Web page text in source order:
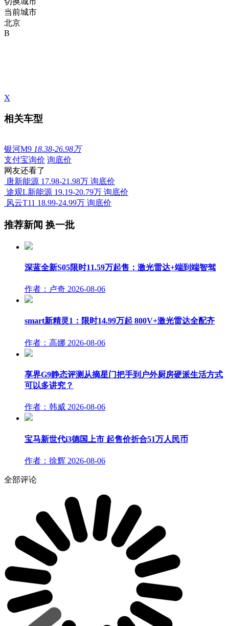
当前城市
北京
B
X
相关车型
银河M9 18.38-26.98万
支付宝询价 询底价
网友还看了
唐新能源 17.98-21.98万 询底价
途观L新能源 19.19-20.79万 询底价
风云T11 18.99-24.99万 询底价
推荐新闻 换一批
深蓝全新S05限时11.59万起售：激光雷达+端到端智驾
作者：卢奇 2026-08-06
smart新精灵1：限时14.99万起 800V+激光雷达全配齐
作者：高娜 2026-08-06
享界G9静态评测从摘星门把手到户外厨房硬派生活方式
可以多讲究？
作者：韩威 2026-08-06
宝马新世代i3德国上市 起售价折合51万人民币
作者：徐辉 2026-08-06
全部评论